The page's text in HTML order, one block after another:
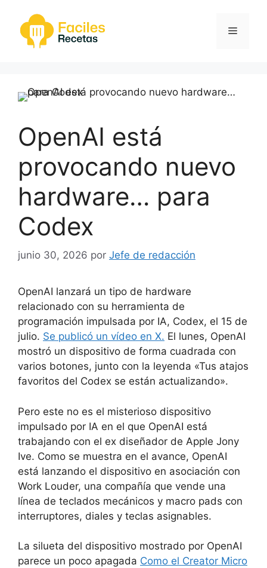
contenido
Menú
OpenAI está
provocando nuevo
hardware… para
Codex
junio 30, 2026 por Jefe de redacción
OpenAI lanzará un tipo de hardware
relacionado con su herramienta de
programación impulsada por IA, Codex, el 15 de
julio. Se publicó un vídeo en X. El lunes, OpenAI
mostró un dispositivo de forma cuadrada con
varios botones, junto con la leyenda «Tus atajos
favoritos del Codex se están actualizando».
Pero este no es el misterioso dispositivo
impulsado por IA en el que OpenAI está
trabajando con el ex diseñador de Apple Jony
Ive. Como se muestra en el avance, OpenAI
está lanzando el dispositivo en asociación con
Work Louder, una compañía que vende una
línea de teclados mecánicos y macro pads con
interruptores, diales y teclas asignables.
La silueta del dispositivo mostrado por OpenAI
parece un poco apagada Como el Creator Micro